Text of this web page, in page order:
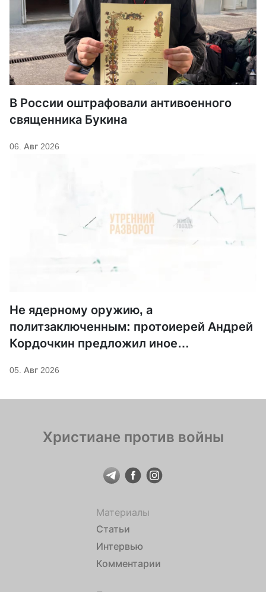
В России оштрафовали антивоенного
священника Букина
06. Авг 2026
Не ядерному оружию, а
политзаключенным: протоиерей Андрей
Кордочкин предложил иное
Саровского
05. Авг 2026
Христиане против войны
Материалы
Статьи
Интервью
Комментарии